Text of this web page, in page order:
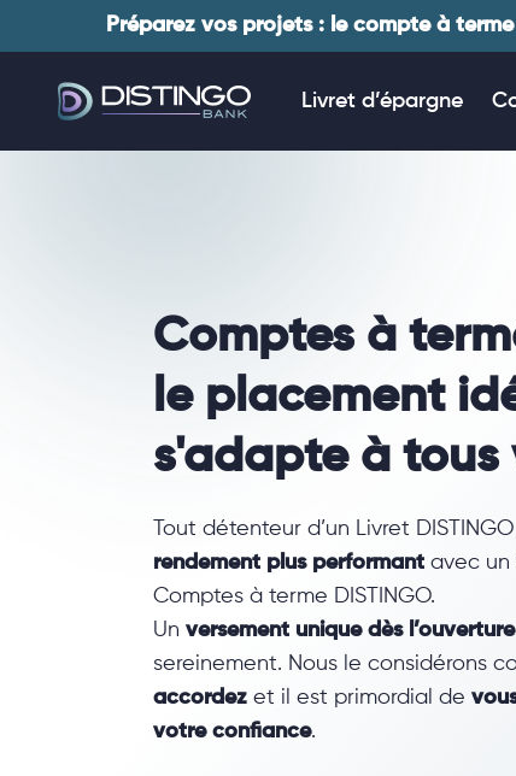
Préparez vos projets : le compte à
Livret d’épargne
Comptes à
le placement
s'adapte à tous
Tout détenteur d’un Livret
rendement plus performant avec un
Comptes à terme DISTINGO.
Un versement unique dès l’ouverture
sereinement. Nous le considérons
accordez et il est primordial de
votre confiance.